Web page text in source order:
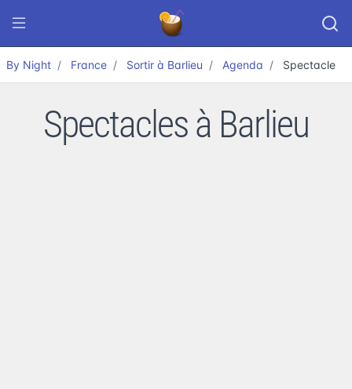
By Night France Sortir à Barlieu Agenda Spectacle
Spectacles à Barlieu